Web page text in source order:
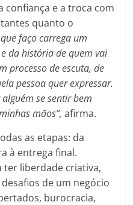
confiança e a troca com
quanto o
faço carrega um
da história de quem vai
processo de escuta, de
pessoa quer expressar.
se sentir bem
mãos”, afirma.
as etapas: da
à entrega final.
ter liberdade criativa,
de um negócio
burocracia,